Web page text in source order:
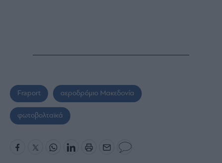
Fraport αεροδρόμιο Μακεδονία
φωτοβολταϊκά